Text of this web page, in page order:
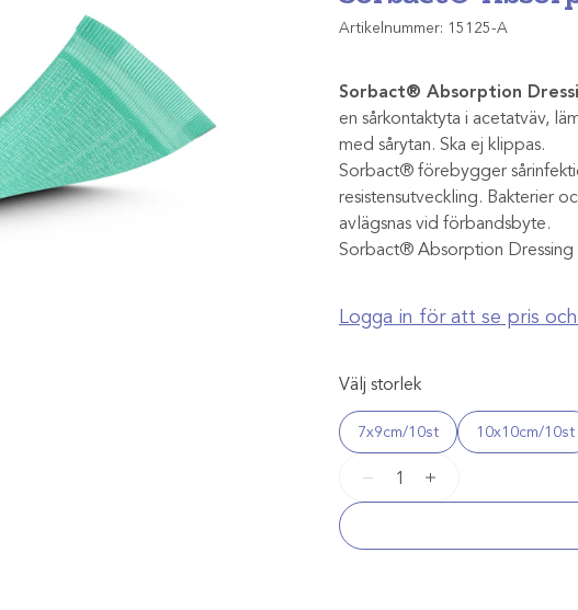
Artikelnummer: 15125-A
Sorbact® Absorption
en sårkontaktyta i acetatväv,
med sårytan. Ska ej klippas.
Sorbact® förebygger
resistensutveckling. Bakterier
avlägsnas vid förbandsbyte.
Sorbact® Absorption Dressing
Logga in för att se pris
Välj storlek
7x9cm/10st 10x10cm/10st
Sorbact®
Dressing
mängd
+